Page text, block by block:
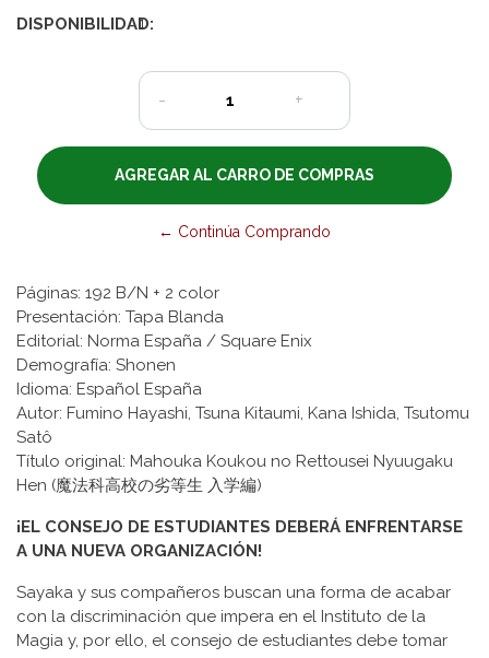
DISPONIBILIDAD:
1
- +
← Continúa Comprando
Páginas: 192 B/N + 2 color
Presentación: Tapa Blanda
Editorial: Norma España / Square Enix
Demografía: Shonen
Idioma: Español España
Autor: Fumino Hayashi, Tsuna Kitaumi, Kana Ishida, Tsutomu
Satô
Título original: Mahouka Koukou no Rettousei Nyuugaku
Hen (魔法科高校の劣等生 入学編)
¡EL CONSEJO DE ESTUDIANTES DEBERÁ ENFRENTARSE
A UNA NUEVA ORGANIZACIÓN!
Sayaka y sus compañeros buscan una forma de acabar
con la discriminación que impera en el Instituto de la
Magia y, por ello, el consejo de estudiantes debe tomar